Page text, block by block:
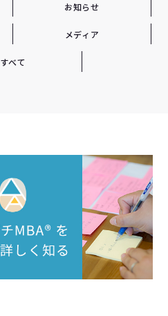
お知らせ
メディア
すべて